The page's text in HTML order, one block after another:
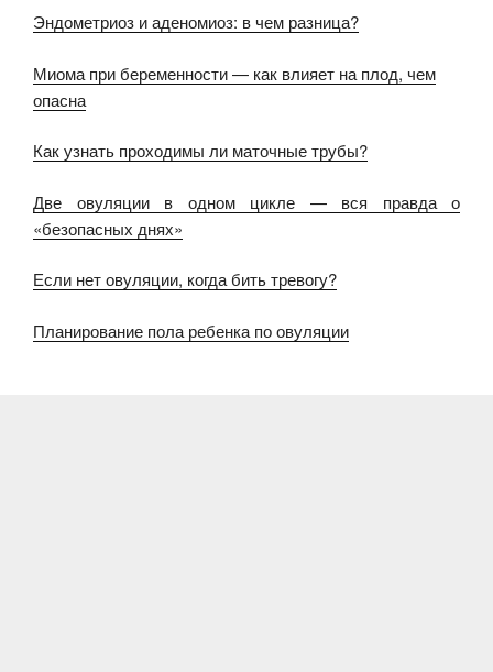
Эндометриоз и аденомиоз: в чем разница?
Миома при беременности — как влияет на плод, чем
опасна
Как узнать проходимы ли маточные трубы?
Две овуляции в одном цикле — вся правда о
«безопасных днях»
Если нет овуляции, когда бить тревогу?
Планирование пола ребенка по овуляции